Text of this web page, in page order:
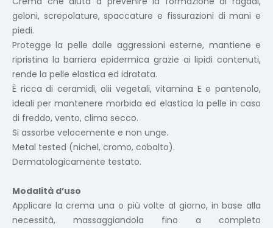
geloni, screpolature, spaccature e fissurazioni di mani e
piedi.
Protegge la pelle dalle aggressioni esterne, mantiene e
ripristina la barriera epidermica grazie ai lipidi contenuti,
rende la pelle elastica ed idratata.
È ricca di ceramidi, olii vegetali, vitamina E e pantenolo,
ideali per mantenere morbida ed elastica la pelle in caso
di freddo, vento, clima secco.
Si assorbe velocemente e non unge.
Metal tested (nichel, cromo, cobalto).
Dermatologicamente testato.
Modalità d’uso
Applicare la crema una o più volte al giorno, in base alla
necessità, massaggiandola fino a completo